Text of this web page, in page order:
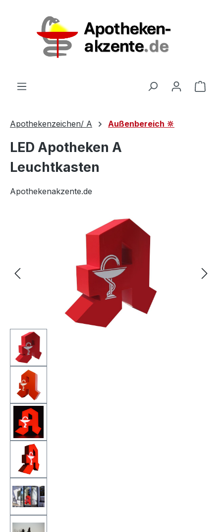
Apothekenzeichen/ A Außenbereich 🔆
LED Apotheken A
Leuchtkasten
Apothekenakzente.de
Bildergalerie überspringen